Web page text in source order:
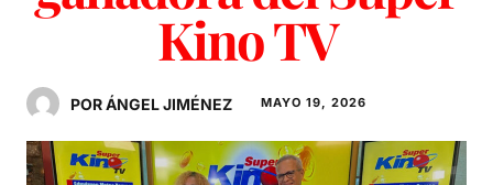
Kino TV
POR ÁNGEL JIMÉNEZ MAYO 19, 2026